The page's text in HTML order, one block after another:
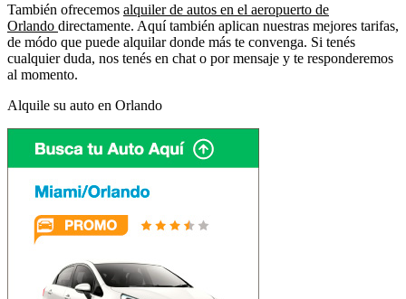
También ofrecemos alquiler de autos en el aeropuerto de
Orlando directamente. Aquí también aplican nuestras mejores tarifas,
de módo que puede alquilar donde más te convenga. Si tenés
cualquier duda, nos tenés en chat o por mensaje y te responderemos
al momento.
Alquile su auto en Orlando